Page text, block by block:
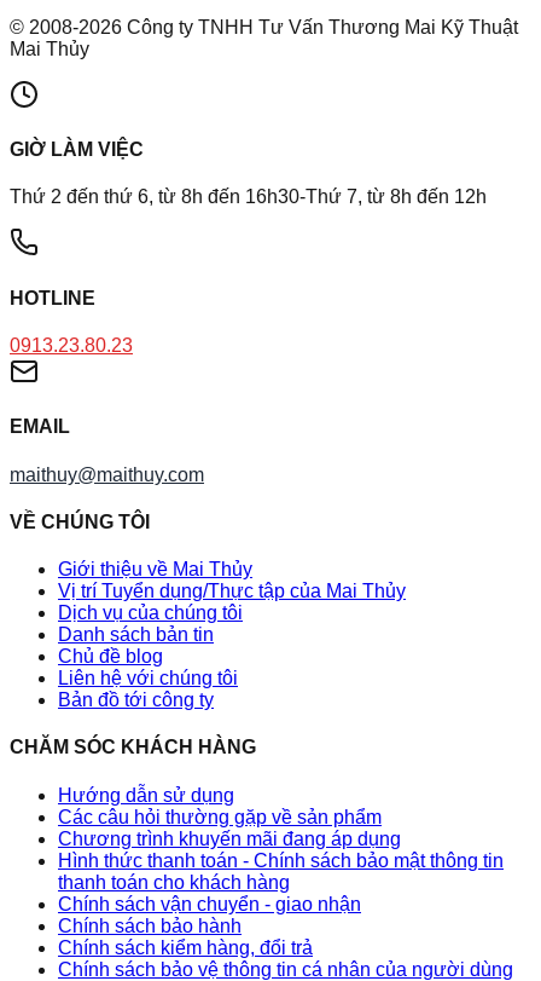
© 2008-2026 Công ty TNHH Tư Vấn Thương Mai Kỹ Thuật
Mai Thủy
GIỜ LÀM VIỆC
Thứ 2 đến thứ 6, từ 8h đến 16h30-Thứ 7, từ 8h đến 12h
HOTLINE
0913.23.80.23
EMAIL
maithuy@maithuy.com
VỀ CHÚNG TÔI
Giới thiệu về Mai Thủy
Vị trí Tuyển dụng/Thực tập của Mai Thủy
Dịch vụ của chúng tôi
Danh sách bản tin
Chủ đề blog
Liên hệ với chúng tôi
Bản đồ tới công ty
CHĂM SÓC KHÁCH HÀNG
Hướng dẫn sử dụng
Các câu hỏi thường gặp về sản phẩm
Chương trình khuyến mãi đang áp dụng
Hình thức thanh toán - Chính sách bảo mật thông tin
thanh toán cho khách hàng
Chính sách vận chuyển - giao nhận
Chính sách bảo hành
Chính sách kiểm hàng, đổi trả
Chính sách bảo vệ thông tin cá nhân của người dùng